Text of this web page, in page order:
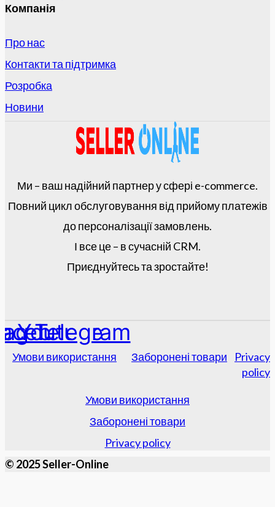
Компанія
Про нас
Контакти та підтримка
Розробка
Новини
Ми – ваш надійний партнер у сфері e-commerce.
Повний цикл обслуговування від прийому платежів
до персоналізації замовлень.
І все це – в сучасній CRM.
Приєднуйтесь та зростайте!
Youtube
Telegram
Умови використання Заборонені товари
Privacy
policy
Умови використання
Заборонені товари
Privacy policy
© 2025 Seller-Online